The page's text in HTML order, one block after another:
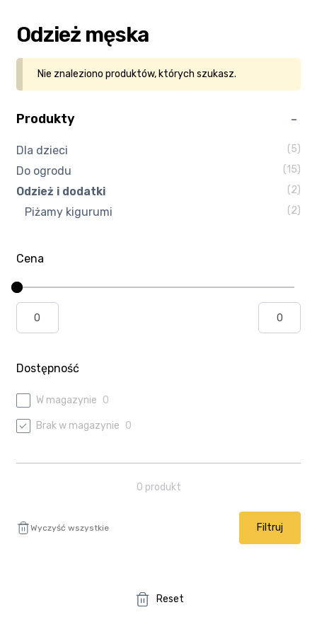
Kasa
Kontakt
Polityka prywatności
Program partnerski
Regulamin sklepu
Ulubione
Wysyłka i płatność
Odzież męska
Nie znaleziono produktów, których szukasz.
Produkty
Dla dzieci (5)
Do ogrodu (15)
Odzież i dodatki (2)
Piżamy kigurumi (2)
0 produkt
Cena
Dostępność
W magazynie 0
Brak w magazynie 0
Filtruj
Wyczyść wszystkie
Reset